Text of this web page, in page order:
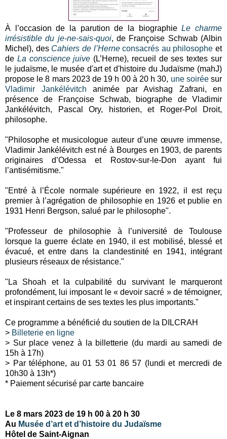
À l’occasion de la parution de la biographieLe charme
irrésistible du je-ne-sais-quoi, de Françoise Schwab (Albin
Michel), des Cahiers de l’Herneconsacrés au philosophe et
de La conscience juive (L’Herne), recueil de ses textes sur
le judaïsme, le musée d'art et d'histoire du Judaïsme (mahJ)
propose le 8 mars 2023 de 19 h 00 à 20 h 30, une soiréesur
Vladimir Jankélévitch animée par Avishag Zafrani, en
présence de Françoise Schwab, biographe de Vladimir
Jankélévitch, Pascal Ory, historien, et Roger-Pol Droit,
philosophe.
"Philosophe et musicologue auteur d’une œuvre immense,
Vladimir Jankélévitch est né à Bourges en 1903, de parents
originaires d’Odessa et Rostov-sur-le-Don ayant fui
l’antisémitisme."
"Entré à l’École normale supérieure en 1922, il est reçu
premier à l’agrégation de philosophie en 1926 et publie en
1931 Henri Bergson, salué par le philosophe".
"Professeur de philosophie à l’université de Toulouse
lorsque la guerre éclate en 1940, il est mobilisé, blessé et
évacué, et entre dans la clandestinité en 1941, intégrant
plusieurs réseaux de résistance."
"La Shoah et la culpabilité du survivant le marqueront
profondément, lui imposant le « devoir sacré » de témoigner,
et inspirant certains de ses textes les plus importants."
Ce programme a bénéficié du soutien de la DILCRAH
> Billeterie en ligne
> Sur place venez à la billetterie (du mardi au samedi de
15h à 17h)
> Par téléphone, au 01 53 01 86 57 (lundi et mercredi de
10h30 à 13h*)
* Paiement sécurisé par carte bancaire
Le 8 mars 2023 de 19 h 00 à 20 h 30
Au Musée d’art et d’histoire du Judaïsme
Hôtel de Saint-Aignan